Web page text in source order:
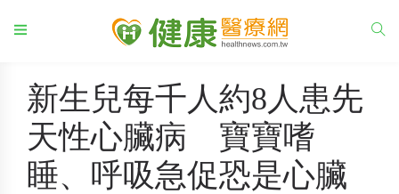
新生兒每千人約8人患先
天性心臟病 寶寶嗜
睡、呼吸急促恐是心臟